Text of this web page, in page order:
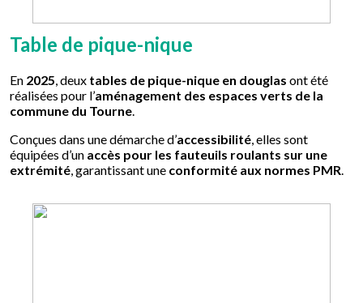
Table de pique-nique
En 2025 , deux tables de pique-nique en douglas ont été
réalisées pour l’aménagement des espaces verts de la
commune du Tourne
Conçues dans une démarche d’accessibilité , elles sont
équipées d’un accès pour les fauteuils roulants sur une
extrémité , garantissant une conformité aux normes PMR